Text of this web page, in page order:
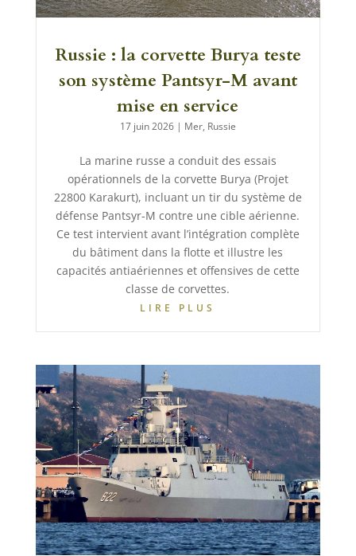
Russie : la corvette Burya teste
son système Pantsyr-M avant
mise en service
17 juin 2026| Mer, Russie
La marine russe a conduit des essais
opérationnels de la corvette Burya (Projet
22800 Karakurt), incluant un tir du système de
défense Pantsyr-M contre une cible aérienne.
Ce test intervient avant l’intégration complète
du bâtiment dans la flotte et illustre les
capacités antiaériennes et offensives de cette
classe de corvettes.
LIRE PLUS